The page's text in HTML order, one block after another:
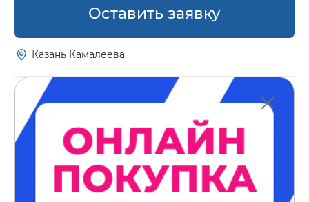
Оставить заявку
Казань Камалеева